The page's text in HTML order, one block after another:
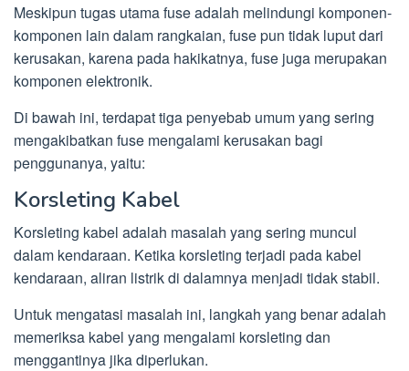
Meskipun tugas utama fuse adalah melindungi komponen-
komponen lain dalam rangkaian, fuse pun tidak luput dari
kerusakan, karena pada hakikatnya, fuse juga merupakan
komponen elektronik.
Di bawah ini, terdapat tiga penyebab umum yang sering
mengakibatkan fuse mengalami kerusakan bagi
penggunanya, yaitu:
Korsleting Kabel
Korsleting kabel adalah masalah yang sering muncul
dalam kendaraan. Ketika korsleting terjadi pada kabel
kendaraan, aliran listrik di dalamnya menjadi tidak stabil.
Untuk mengatasi masalah ini, langkah yang benar adalah
memeriksa kabel yang mengalami korsleting dan
menggantinya jika diperlukan.